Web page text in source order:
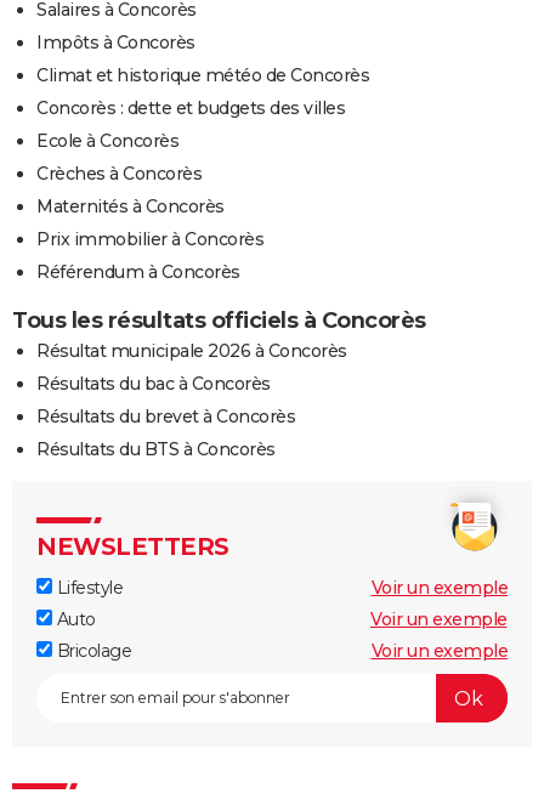
Salaires à Concorès
Impôts à Concorès
Climat et historique météo de Concorès
Concorès : dette et budgets des villes
Ecole à Concorès
Crèches à Concorès
Maternités à Concorès
Prix immobilier à Concorès
Référendum à Concorès
Tous les résultats officiels à Concorès
Résultat municipale 2026 à Concorès
Résultats du bac à Concorès
Résultats du brevet à Concorès
Résultats du BTS à Concorès
NEWSLETTERS
Lifestyle
Voir un exemple
Auto
Voir un exemple
Bricolage
Voir un exemple